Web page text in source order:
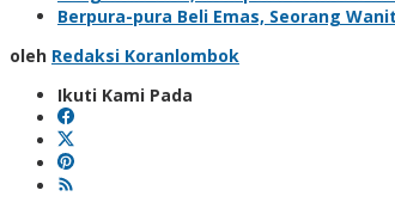
Berpura-pura Beli Emas, Seorang
oleh Redaksi Koranlombok
Ikuti Kami Pada